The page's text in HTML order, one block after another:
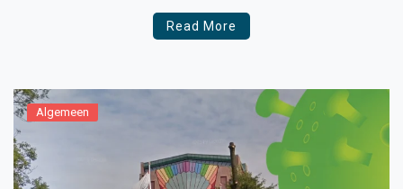
samenwerking met de Fraudehelpdesk, Slachtofferhulp
Nederland en onlinedatingservice expert Match Group
Fraudehelpdesk blijkt dat deze groep daters
gemiddeld […]
Read More
Algemeen